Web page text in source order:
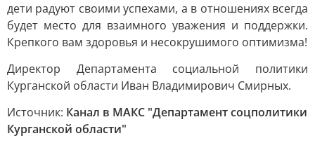
дети радуют своими успехами, а в отношениях всегда
будет место для взаимного уважения и поддержки.
Крепкого вам здоровья и несокрушимого оптимизма!
Директор Департамента социальной политики
Курганской области Иван Владимирович Смирных.
Источник: Канал в МАКС "Департамент соцполитики
Курганской области"